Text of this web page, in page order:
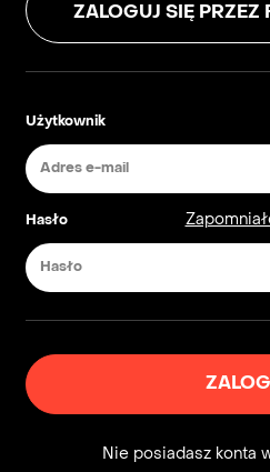
ZALOGUJ SIĘ PRZEZ
Użytkownik
Hasło
Nie posiadasz konta